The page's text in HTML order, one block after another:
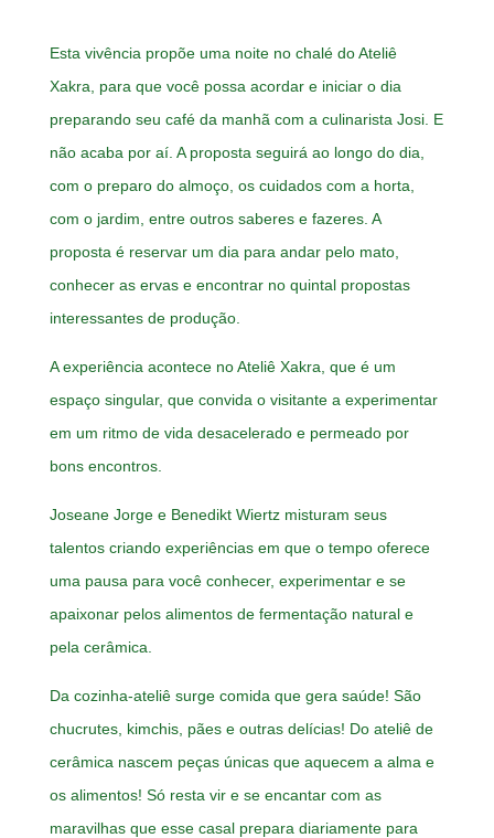
Esta vivência propõe uma noite no chalé do Ateliê
Xakra, para que você possa acordar e iniciar o dia
preparando seu café da manhã com a culinarista Josi. E
não acaba por aí. A proposta seguirá ao longo do dia,
com o preparo do almoço, os cuidados com a horta,
com o jardim, entre outros saberes e fazeres. A
proposta é reservar um dia para andar pelo mato,
conhecer as ervas e encontrar no quintal propostas
interessantes de produção.
A experiência acontece no Ateliê Xakra, que é um
espaço singular, que convida o visitante a experimentar
em um ritmo de vida desacelerado e permeado por
bons encontros.
Joseane Jorge e Benedikt Wiertz misturam seus
talentos criando experiências em que o tempo oferece
uma pausa para você conhecer, experimentar e se
apaixonar pelos alimentos de fermentação natural e
pela cerâmica.
Da cozinha-ateliê surge comida que gera saúde! São
chucrutes, kimchis, pães e outras delícias! Do ateliê de
cerâmica nascem peças únicas que aquecem a alma e
os alimentos! Só resta vir e se encantar com as
maravilhas que esse casal prepara diariamente para